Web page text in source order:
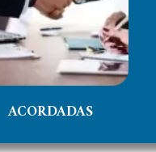
ACORDADAS
de Jurisprudencia donde puede
las Acordadas dictadas por el Poder
de la Provincia de Jujuy.
ACCEDER